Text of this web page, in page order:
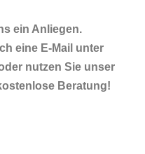
ein Anliegen.
eine E-Mail unter
nutzen Sie unser
Beratung!